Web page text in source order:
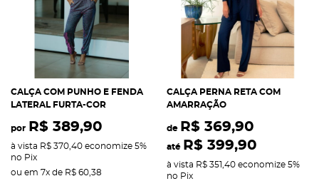
CALÇA COM PUNHO E FENDA
LATERAL FURTA-COR
por R$ 389,90
à vista R$ 370,40 economize 5%
no Pix
ou em 7x de R$ 60,38
CALÇA PERNA RETA COM
AMARRAÇÃO
de R$ 369,90
até R$ 399,90
à vista R$ 351,40 economize 5%
no Pix